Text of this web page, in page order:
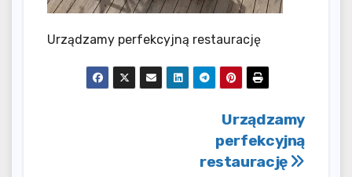
Urządzamy perfekcyjną restaurację
Urządzamy
perfekcyjną
restaurację